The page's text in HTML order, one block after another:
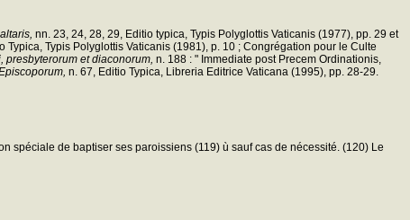
nn. 23, 24, 28, 29, Editio typica, Typis Polyglottis Vaticanis (1977), pp. 29 et
Typica, Typis Polyglottis Vaticanis (1981), p. 10 ; Congrégation pour le Culte
presbyterorum et diaconorum, n. 188 : " Immediate post Precem Ordinationis,
n. 67, Editio Typica, Libreria Editrice Vaticana (1995), pp. 28-29.
spéciale de baptiser ses paroissiens (119) ù sauf cas de nécessité. (120) Le